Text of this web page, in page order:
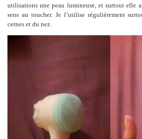
utilisations une peau lumineuse, et surtout elle
sens au toucher. Je l’utilise régulièrement
cernes et du nez.